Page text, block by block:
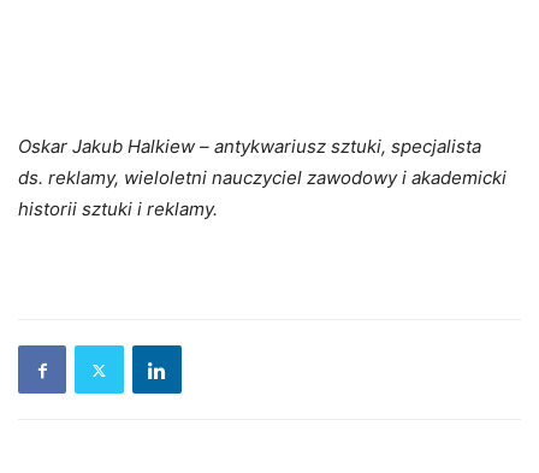
Oskar Jakub Halkiew – antykwariusz sztuki, specjalista
ds. reklamy, wieloletni nauczyciel zawodowy i akademicki
historii sztuki i reklamy.